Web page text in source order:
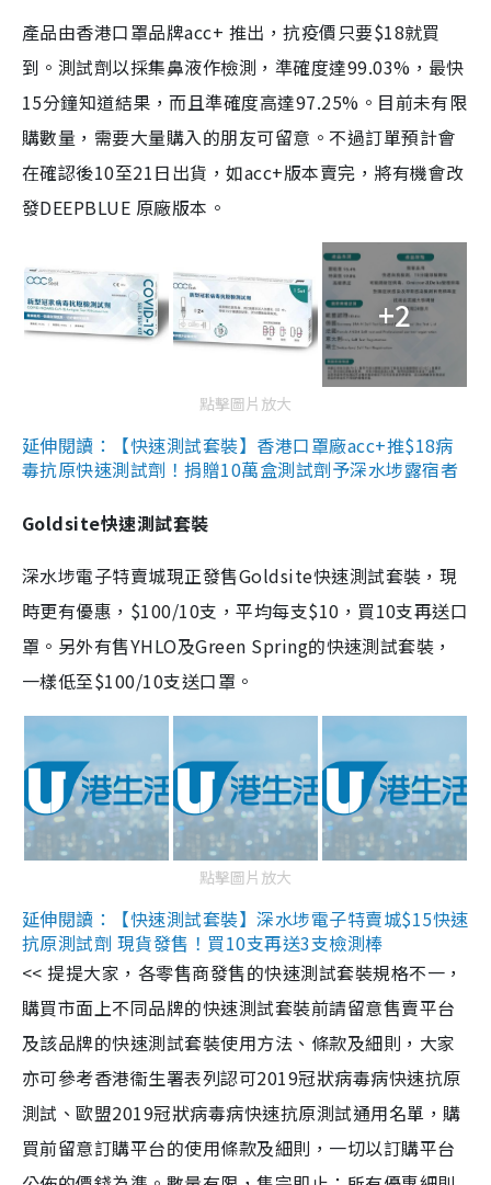
產品由香港口罩品牌acc+ 推出，抗疫價只要$18就買
到。測試劑以採集鼻液作檢測，準確度達99.03%，最快
15分鐘知道結果，而且準確度高達97.25%。目前未有限
購數量，需要大量購入的朋友可留意。不過訂單預計會
在確認後10至21日出貨，如acc+版本賣完，將有機會改
發DEEPBLUE 原廠版本。
+2
點擊圖片放大
延伸閱讀：【快速測試套裝】香港口罩廠acc+推$18病
毒抗原快速測試劑！捐贈10萬盒測試劑予深水埗露宿者
Goldsite快速測試套裝
深水埗電子特賣城現正發售Goldsite快速測試套裝，現
時更有優惠，$100/10支，平均每支$10，買10支再送口
罩。另外有售YHLO及Green Spring的快速測試套裝，
一樣低至$100/10支送口罩。
點擊圖片放大
延伸閱讀：【快速測試套裝】深水埗電子特賣城$15快速
抗原測試劑 現貨發售！買10支再送3支檢測棒
<< 提提大家，各零售商發售的快速測試套裝規格不一，
購買市面上不同品牌的快速測試套裝前請留意售賣平台
及該品牌的快速測試套裝使用方法、條款及細則，大家
亦可參考香港衞生署表列認可2019冠狀病毒病快速抗原
測試、歐盟2019冠狀病毒病快速抗原測試通用名單，購
買前留意訂購平台的使用條款及細則，一切以訂購平台